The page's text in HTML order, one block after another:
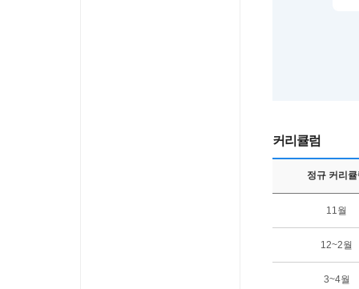
커리큘럼
정규 커리큘
11월
12~2월
3~4월